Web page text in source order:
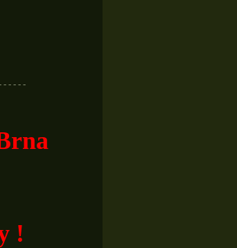
- - - - -
!